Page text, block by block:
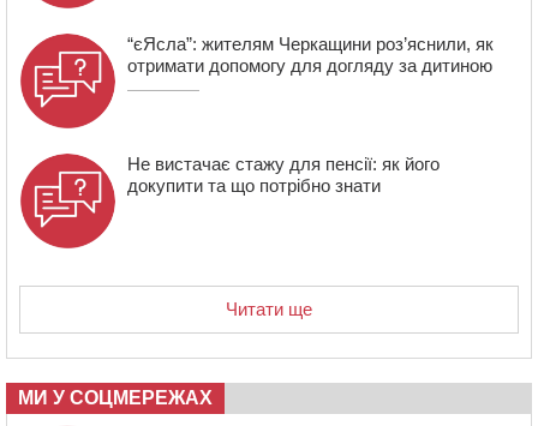
“єЯсла”: жителям Черкащини роз’яснили, як
отримати допомогу для догляду за дитиною
Не вистачає стажу для пенсії: як його
докупити та що потрібно знати
Читати ще
МИ У СОЦМЕРЕЖАХ